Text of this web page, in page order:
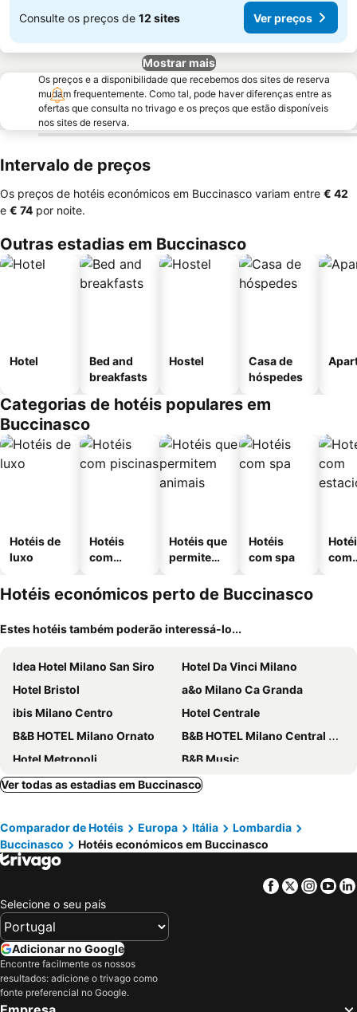
Consulte os preços de 12 sites Ver preços
Mostrar mais
Os preços e a disponibilidade que recebemos dos sites de reserva
mudam frequentemente. Como tal, pode haver diferenças entre as
ofertas que consulta no trivago e os preços que estão disponíveis
nos sites de reserva.
Intervalo de preços
Os preços de hotéis económicos em Buccinasco variam entre ‎€ 42
e ‎€ 74 por noite.
Outras estadias em Buccinasco
Hotel
Bed and
breakfasts
Hostel
Casa de
hóspedes
Categorias de hotéis populares em
Buccinasco
Hotéis de
luxo
Hotéis
com
Hotéis que
permitem
Hotéis
com spa
com
Hotéis económicos perto de Buccinasco
Estes hotéis também poderão interessá-lo...
Idea Hotel Milano San Siro
Hotel Da Vinci Milano
Hotel Bristol
a&o Milano Ca Granda
ibis Milano Centro
Hotel Centrale
B&B HOTEL Milano Ornato
B&B HOTEL Milano Central Station
Hotel Metropoli
B&B Music
iH Hotels Milano Gioia
Eurohotel
Hotel Berna
Klima Hotel Milano Fiere
Hotel Degli Arcimboldi
Meliá Milano
Hotel Raffaello
Hotel Mayorca
iH Hotels Milano ApartHotel Argonne Park
Doria Grand Hotel
Best Western The Hub Hotel
NH Linate
Brunelleschi Hotel
Ver todas as estadias em Buccinasco
Comparador de Hotéis Europa Itália
Lombardia
Buccinasco
Hotéis económicos em Buccinasco
Facebook
Twitter
Selecione o seu país
Adicionar no Google
Encontre facilmente os nossos
resultados: adicione o trivago como
fonte preferencial no Google.